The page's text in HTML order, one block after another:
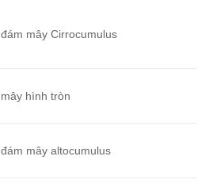
đám mây Cirrocumulus
mây hình tròn
đám mây altocumulus